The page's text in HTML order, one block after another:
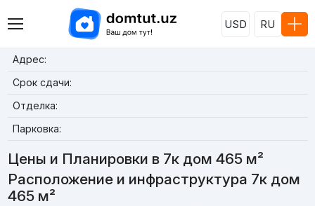
USD RU
Адрес:
Срок сдачи:
Отделка:
Парковка:
Цены и Планировки в 7к дом 465 м²
Расположение и инфраструктура 7к дом
465 м²